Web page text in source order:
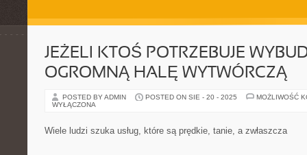
JEŻELI KTOŚ POTRZEBUJE
OGROMNĄ HALĘ WYTWÓRCZĄ
POSTED BY ADMIN POSTED ON SIE - 20 - 2025
MOŻLIWOŚĆ
WYŁĄCZONA
Wiele ludzi szuka usług, które są prędkie, tanie, a zwłaszcza